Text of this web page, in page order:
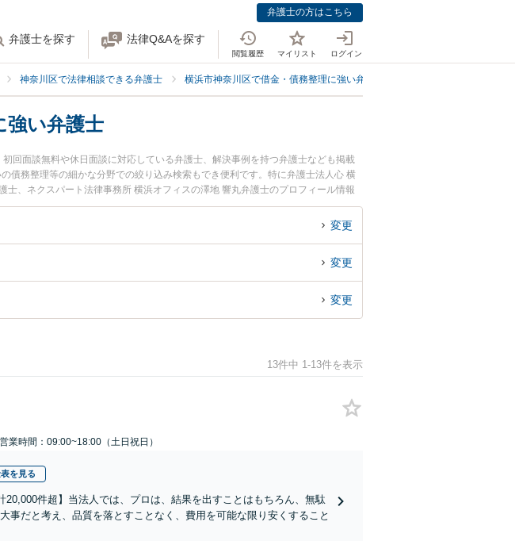
弁護士の方はこちら
弁護士を探す 法律Q&Aを探す
閲覧履歴 マイリスト ログイン
神奈川区で法律相談できる弁護士 横浜市神奈川区で借金・債務整理に強い弁護士
強い弁護士
回面談無料や休日面談に対応している弁護士、解決事例を持つ弁護士なども掲載
債務整理等の細かな分野での絞り込み検索もでき便利です。特に弁護士法人心 横
、ネクスパート法律事務所 横浜オフィスの澤地 響丸弁護士のプロフィール情報
ット会社の債務整理のトラブルを今すぐに弁護士に相談したい』『クレジット会社
ト会社の債務整理を法律相談できる横浜市神奈川区内の弁護士に相談予約したい』
変更
変更
変更
13件中 1-13件を表示
営業時間：09:00~18:00（土日祝日）
を見る
20,000件超】当法人では、プロは、結果を出すことはもちろん、無駄
事だと考え、品質を落とすことなく、費用を可能な限り安くすること